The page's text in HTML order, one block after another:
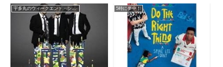
ユア・ストーリー』について話し
ていました。（宇多丸）というこ
とで、今回の本編。夏、秋に注目
の国産アニメについて藤津さん...
『timelesz project』について、
宇多丸さんにその魅力を熱く語っ
ていました。
宇多丸のウィークエンド・シャッフル 5時に夢中！